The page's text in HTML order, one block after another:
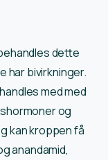
dette
har bivirkninger.
med med
og
kan kroppen få
anandamid,